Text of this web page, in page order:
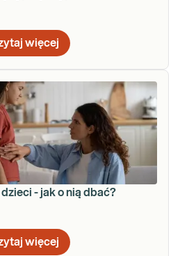
więcej
- jak o nią dbać?
więcej